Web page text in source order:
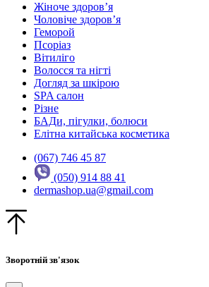
Жіноче здоров’я
Чоловіче здоров’я
Геморой
Псоріаз
Вітиліго
Волосся та нігті
Догляд за шкірою
SPA салон
Різне
БАДи, пігулки, болюси
Елітна китайська косметика
(067) 746 45 87
(050) 914 88 41
dermashop.ua@gmail.com
Зворотній зв'язок